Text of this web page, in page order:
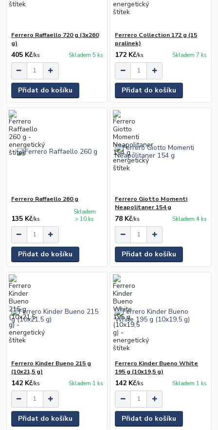
Ferrero Raffaello 720 g (3x260
g)
405 Kč/ks Skladem 5 ks
Přidat do košíku
Ferrero Collection 172 g (15
pralinek)
172 Kč/ks Skladem 7 ks
Přidat do košíku
Ferrero Raffaello 260 g
135 Kč/ks
Skladem
> 10 ks
Přidat do košíku
Ferrero Giotto Momenti
Neapolitaner 154 g
78 Kč/ks Skladem 4 ks
Přidat do košíku
Ferrero Kinder Bueno 215 g
(10x21,5 g)
142 Kč/ks Skladem 1 ks
Přidat do košíku
Ferrero Kinder Bueno White
195 g (10x19,5 g)
142 Kč/ks Skladem 1 ks
Přidat do košíku